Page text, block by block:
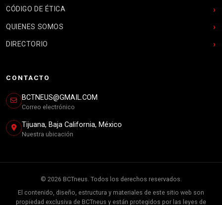
CÓDIGO DE ÉTICA
QUIENES SOMOS
DIRECTORIO
CONTACTO
BCTNEUS@GMAIL.COM
Correo electrónico
Tijuana, Baja California, México
Nuestra ubicación
© 2026 BCTneus. Todos los derechos reservados.
El contenido, diseño, estructura y materiales de este sitio web son
propiedad exclusiva de BCTneus y están protegidos por las leyes de